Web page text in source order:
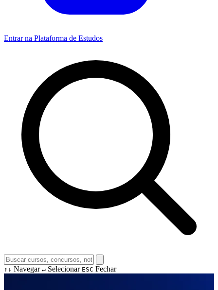
Entrar na Plataforma de Estudos
↑↓ Navegar ↵ Selecionar ESC Fechar